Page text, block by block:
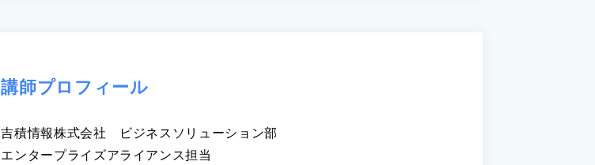
講師プロフィール
吉積情報株式会社 ビジネスソリューション部
エンタープライズアライアンス担当